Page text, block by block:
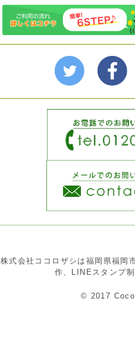
株式会社ココロザシは福岡県福岡
作、LINEスタンプ
© 2017